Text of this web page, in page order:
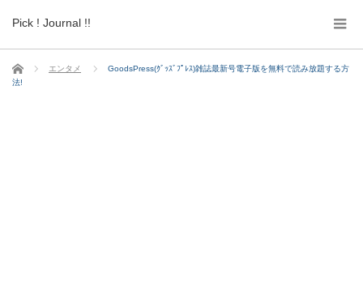
Pick ! Journal !!
ホーム エンタメ
GoodsPress(ｸﾞｯｽﾞﾌﾟﾚｽ)雑誌最新号電子版を無料で読み放題する方
法!